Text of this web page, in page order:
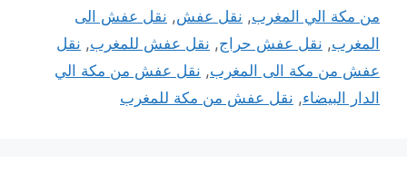
من مكة الي المغرب, نقل عفش, نقل عفش الى
المغرب, نقل عفش حراج, نقل عفش للمغرب, نقل
عفش من مكة الى المغرب, نقل عفش من مكة الي
الدار البيضاء, نقل عفش من مكة للمغرب